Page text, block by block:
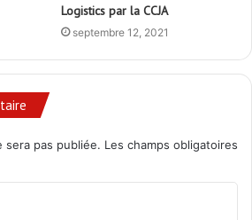
Logistics par la CCJA
septembre 12, 2021
sera pas publiée. Les champs obligatoires